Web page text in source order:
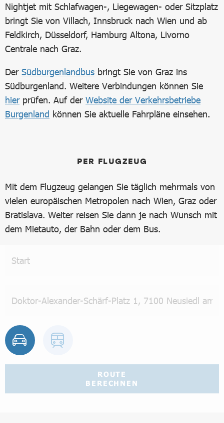
Nightjet mit Schlafwagen-, Liegewagen- oder Sitzplatz
bringt Sie von Villach, Innsbruck nach Wien und ab
Feldkirch, Düsseldorf, Hamburg Altona, Livorno
Centrale nach Graz.
Der Südburgenlandbus bringt Sie von Graz ins
Südburgenland. Weitere Verbindungen können Sie
hierprüfen. Auf der Website der Verkehrsbetriebe
Burgenland können Sie aktuelle Fahrpläne einsehen.
PER FLUGZEUG
Mit dem Flugzeug gelangen Sie täglich mehrmals von
vielen europäischen Metropolen nach Wien, Graz oder
Bratislava. Weiter reisen Sie dann je nach Wunsch mit
dem Mietauto, der Bahn oder dem Bus.
ROUTE
BERECHNEN